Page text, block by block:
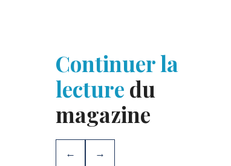
Continuer la
lecture du
magazine
← →
PERSONNALITÉ DE L’ÉDITION
Bilâl Ibn Rabâh